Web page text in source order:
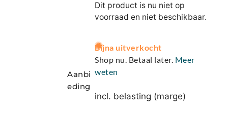
Aanbi
eding
Dit product is nu niet op
voorraad en niet beschikbaar.
A
l
t
r
Bijna uitverkocht
Shop nu. Betaal later. Meer
weten
incl. belasting (marge)